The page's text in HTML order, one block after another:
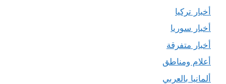
أخبار تركيا
أخبار سوريا
أخبار متفرقة
أعلام ومناطق
ألمانيا بالعربي